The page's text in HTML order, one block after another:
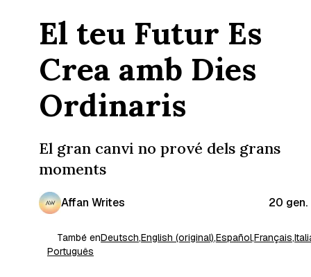
El teu Futur Es
Crea amb Dies
Ordinaris
El gran canvi no prové dels grans
moments
Affan Writes 20
També enDeutsch,English (original),Español,Français,
Português